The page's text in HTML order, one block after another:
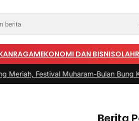
RAGAMEKONOMI DAN BISNIS
Muharam-Bulan Bung Karno di